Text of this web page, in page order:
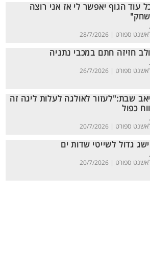
עוד הגוף יאפשר לי אז אני רוצה
ספורט | 28/7/2026
חזיזה חתם במכבי נתניה
ספורט | 26/7/2026
שבת:"לעזור לאולגה לעלות ליגה זה
כפול
ספורט | 20/7/2026
גדול לשייטי שדות ים
ספורט | 20/7/2026